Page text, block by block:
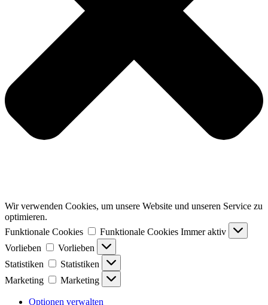
Wir verwenden Cookies, um unsere Website und unseren Service zu
optimieren.
Funktionale Cookies
Funktionale Cookies Immer aktiv
Vorlieben
Vorlieben
Statistiken
Statistiken
Marketing
Marketing
Optionen verwalten